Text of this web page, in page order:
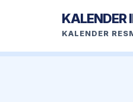
KALENDER
KALENDER